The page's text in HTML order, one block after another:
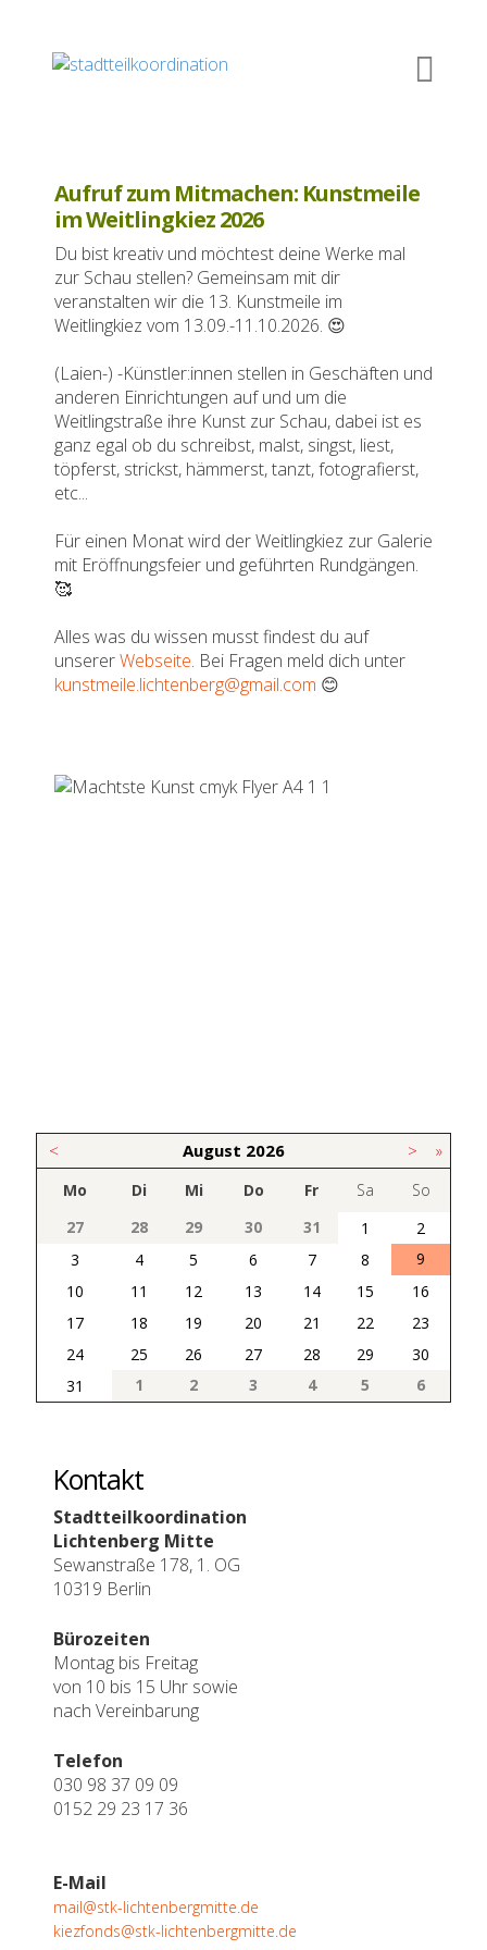
Aufruf zum Mitmachen: Kunstmeile
im Weitlingkiez 2026
Du bist kreativ und möchtest deine Werke mal
zur Schau stellen? Gemeinsam mit dir
veranstalten wir die 13. Kunstmeile im
Weitlingkiez vom 13.09.-11.10.2026. 😍
(Laien-) -Künstler:innen stellen in Geschäften und
anderen Einrichtungen auf und um die
Weitlingstraße ihre Kunst zur Schau, dabei ist es
ganz egal ob du schreibst, malst, singst, liest,
töpferst, strickst, hämmerst, tanzt, fotografierst,
etc...
Für einen Monat wird der Weitlingkiez zur Galerie
mit Eröffnungsfeier und geführten Rundgängen.
🥰
Alles was du wissen musst findest du auf
unsererWebseite. Bei Fragen meld dich unter
kunstmeile.lichtenberg@gmail.com 😊
< August 2026 > »
Mo Di Mi Do Fr Sa
So
27
28 29 30 31 1
2
3
4 5 6 7 8
9
10
11 12 13 14 15
16
17
18 19 20 21 22
23
24
25 26 27 28 29
30
31
1 2 3 4 5 6
Kontakt
Stadtteilkoordination
Lichtenberg Mitte
Sewanstraße 178, 1. OG
10319 Berlin
Bürozeiten
Montag bis Freitag
von 10 bis 15 Uhr sowie
nach Vereinbarung
Telefon
030 98 37 09 09
0152 29 23 17 36
E-Mail
mail@stk-lichtenbergmitte.de
kiezfonds@stk-lichtenbergmitte.de